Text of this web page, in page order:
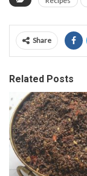
Share
Related Posts